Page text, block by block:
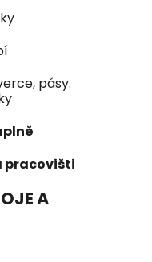
pásy.
pracovišti
A